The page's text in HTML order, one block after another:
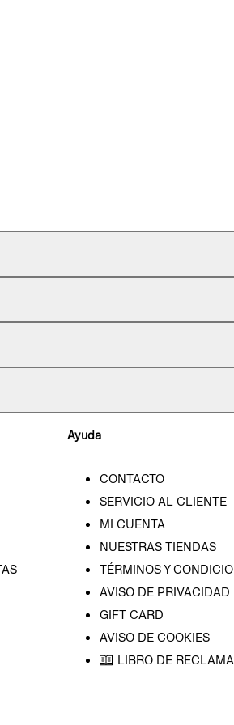
Ayuda
CONTACTO
SERVICIO AL CLIENTE
MI CUENTA
NUESTRAS TIENDAS
TÉRMINOS Y
AVISO DE PRIVACIDAD
GIFT CARD
AVISO DE COOKIES
LIBRO DE